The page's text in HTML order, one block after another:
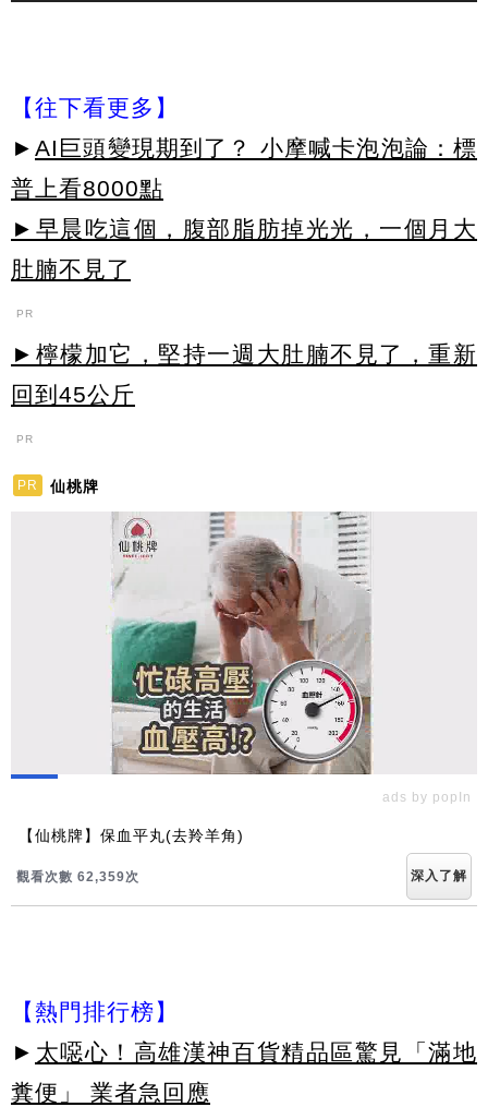
【往下看更多】
► AI巨頭變現期到了？ 小摩喊卡泡泡論：標
普上看8000點
►早晨吃這個，腹部脂肪掉光光，一個月大
肚腩不見了
PR
►檸檬加它，堅持一週大肚腩不見了，重新
回到45公斤
PR
PR 仙桃牌
ads by popIn
【仙桃牌】保血平丸(去羚羊角)
觀看次數 62,359次 深入了解
【熱門排行榜】
► 太噁心！高雄漢神百貨精品區驚見「滿地
糞便」 業者急回應